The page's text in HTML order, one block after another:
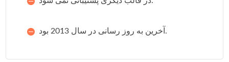
آخرین به روز رسانی در سال 2013 بود.